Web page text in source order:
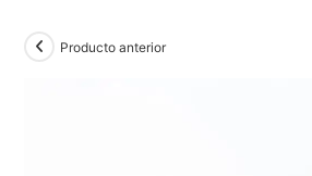
Producto anterior